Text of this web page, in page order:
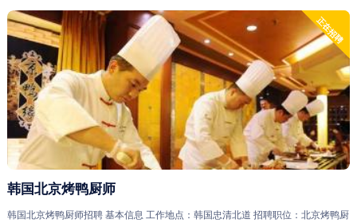
同签证 合同期限：2年，欢迎续约； 按照合同期，工作满两年，可获$3000奖金
（相当于人民币15000元
正在招聘
韩国北京烤鸭厨师
韩国北京烤鸭厨师招聘 基本信息 工作地点：韩国忠清北道 招聘职位：北京烤鸭厨